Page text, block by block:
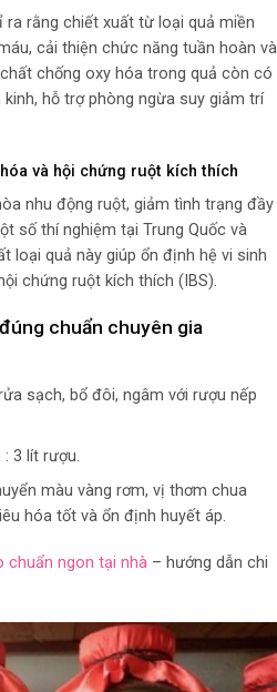
rằng chiết xuất từ loại quả miền
cải thiện chức năng tuần hoàn và
chống oxy hóa trong quả còn có
hỗ trợ phòng ngừa suy giảm trí
và hội chứng ruột kích thích
nhu động ruột, giảm tình trạng đầy
số thí nghiệm tại Trung Quốc và
loại quả này giúp ổn định hệ vi sinh
chứng ruột kích thích (IBS).
chuẩn chuyên gia
sạch, bổ đôi, ngâm với rượu nếp
3 lít rượu.
màu vàng rơm, vị thơm chua
hóa tốt và ổn định huyết áp.
chuẩn ngon tại nhà – hướng dẫn chi